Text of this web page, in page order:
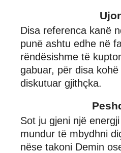
Disa referenca kanë
punë ashtu edhe në
rëndësishme të
gabuar, për disa kohë
diskutuar gjithçka.
Sot ju gjeni një
mundur të mbydhni
nëse takoni Demin